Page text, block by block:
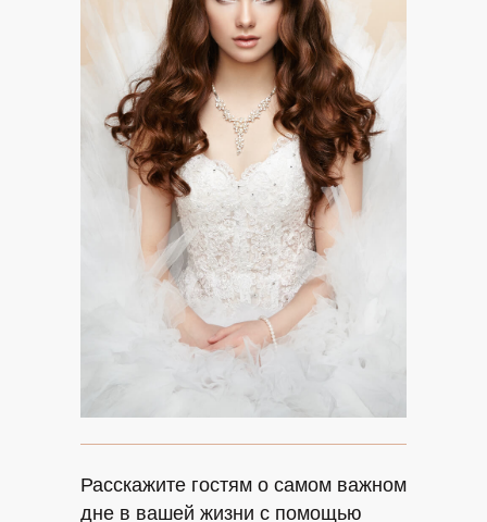
Расскажите гостям о самом важном
дне в вашей жизни с помощью